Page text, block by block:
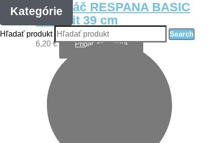
Kategórie
Hľadať produkt Search
Kvetináč RESPANA BASIC
antracit 39 cm
6,20€ Pridať do košíka